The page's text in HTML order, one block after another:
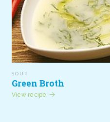
SOUP
Green Broth
View recipe